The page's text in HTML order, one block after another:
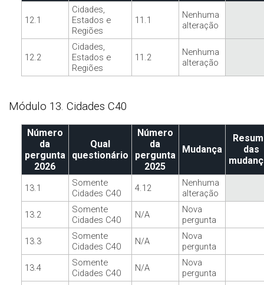
12.1
Cidades,
Estados e
Regiões
11.1
Nenhuma
alteração
12.2
Cidades,
Estados e
Regiões
11.2
Nenhuma
alteração
Módulo 13. Cidades C40
Número
da
pergunta
2026
Qual
questionário
Número
da
pergunta
2025
Mudança
das
13.1
Somente
Cidades C40
4.12
Nenhuma
alteração
13.2
Somente
Cidades C40
N/A
Nova
pergunta
13.3
Somente
Cidades C40
N/A
Nova
pergunta
13.4
Somente
Cidades C40
N/A
Nova
pergunta